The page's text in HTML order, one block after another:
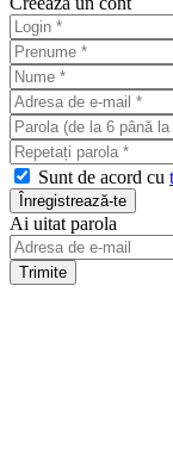
Sunt de acord cu
Ai uitat parola